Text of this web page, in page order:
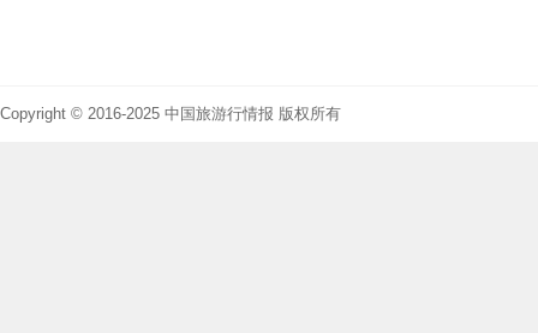
Copyright © 2016-2025 中国旅游行情报 版权所有